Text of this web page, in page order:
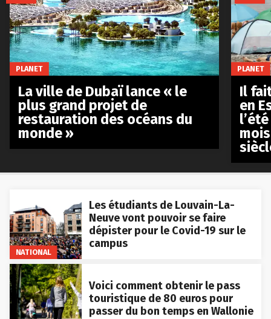
NATIONAL
Les étudiants de Louvain-La-
Neuve vont pouvoir se faire
dépister pour le Covid-19 sur le
campus
Voici comment obtenir le pass
touristique de 80 euros pour
passer du bon temps en Wallonie
PLANET
La ville de Dubaï lance « le
plus grand projet de
restauration des océans du
monde »
PLANET
Il
en